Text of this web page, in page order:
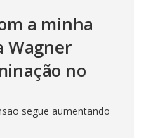
a minha
Wagner
no
segue aumentando